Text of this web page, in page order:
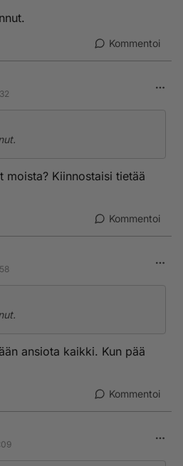
Kommentoi
moista? Kiinnostaisi tietää
Kommentoi
ansiota kaikki. Kun pää
Kommentoi